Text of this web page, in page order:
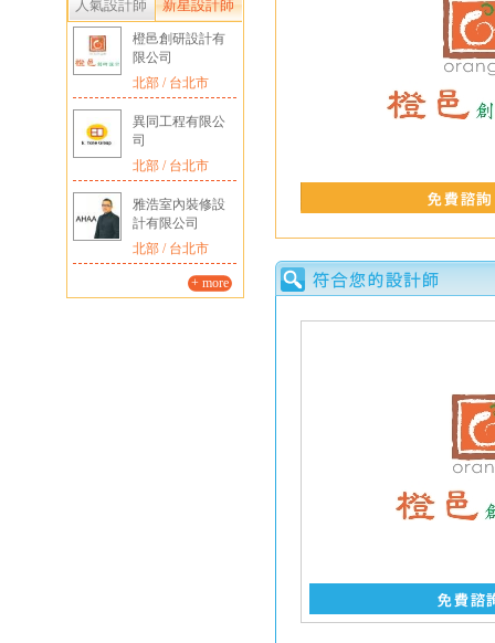
人氣設計師 新星設計師
橙邑創研設計有
限公司
北部 / 台北市
異同工程有限公
司
北部 / 台北市
雅浩室內裝修設
計有限公司
北部 / 台北市
+ more